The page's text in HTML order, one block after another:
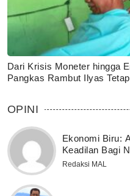
Dari Krisis Moneter hingga
Pangkas Rambut Ilyas
OPINI
Ekonomi Biru:
Keadilan Bagi
Redaksi MAL